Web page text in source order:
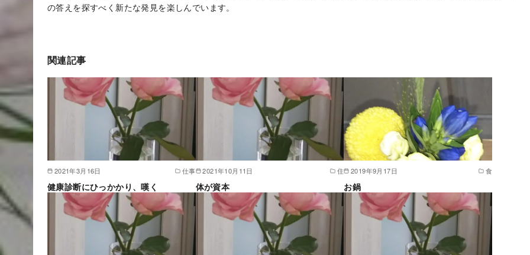
の答えを探すべく新たな発見を楽しんでいます。
関連記事
2021年3月16日 仕事
健康診断にひっかかり、嘆く
2021年10月11日 住
体が資本
2019年9月17日 食
お鍋